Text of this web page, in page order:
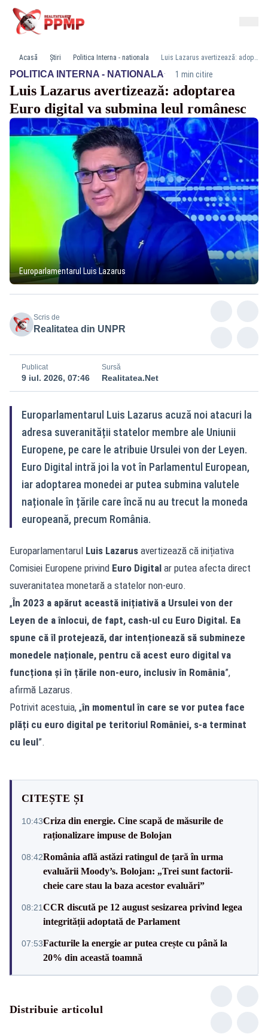
Acasă Știri Politica Interna - nationala Luis Lazarus avertizează: adoptarea Euro digital va submina leul românesc
POLITICA INTERNA - NATIONALA· 1 min citire
Luis Lazarus avertizează: adoptarea
Euro digital va submina leul românesc
Europarlamentarul Luis Lazarus
Scris de
Realitatea din UNPR
Publicat
9 iul. 2026, 07:46
Sursă
Realitatea.Net
Europarlamentarul Luis Lazarus acuză noi atacuri la
adresa suveranității statelor membre ale Uniunii
Europene, pe care le atribuie Ursulei von der Leyen.
Euro Digital intră joi la vot în Parlamentul European,
iar adoptarea monedei ar putea submina valutele
naționale în țările care încă nu au trecut la moneda
europeană, precum România.
Europarlamentarul Luis Lazarus avertizează că inițiativa
Comisiei Europene privind Euro Digital ar putea afecta direct
suveranitatea monetară a statelor non-euro.
„În 2023 a apărut această inițiativă a Ursulei von der
Leyen de a înlocui, de fapt, cash-ul cu Euro Digital. Ea
spune că îl protejează, dar intenționează să submineze
monedele naționale, pentru că acest euro digital va
funcționa și în țările non-euro, inclusiv în România”,
afirmă Lazarus.
Potrivit acestuia, „în momentul în care se vor putea face
plăți cu euro digital pe teritoriul României, s-a terminat
cu leul”.
CITEȘTE ȘI
10:43Criza din energie. Cine scapă de măsurile de
raționalizare impuse de Bolojan
08:42România află astăzi ratingul de țară în urma
evaluării Moody’s. Bolojan: „Trei sunt factorii-
cheie care stau la baza acestor evaluări”
08:21CCR discută pe 12 august sesizarea privind legea
integrității adoptată de Parlament
07:53Facturile la energie ar putea crește cu până la
20% din această toamnă
Distribuie articolul